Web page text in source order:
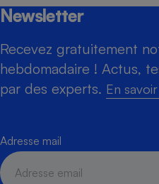
Newsletter
Recevez gratuitement
hebdomadaire ! Actus,
par des experts. En
Adresse mail